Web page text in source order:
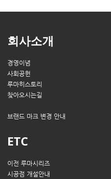
회사소개
경영이념
사회공헌
루마히스토리
찾아오시는길
브랜드 마크 변경 안내
ETC
이전 루마시리즈
시공점 개설안내